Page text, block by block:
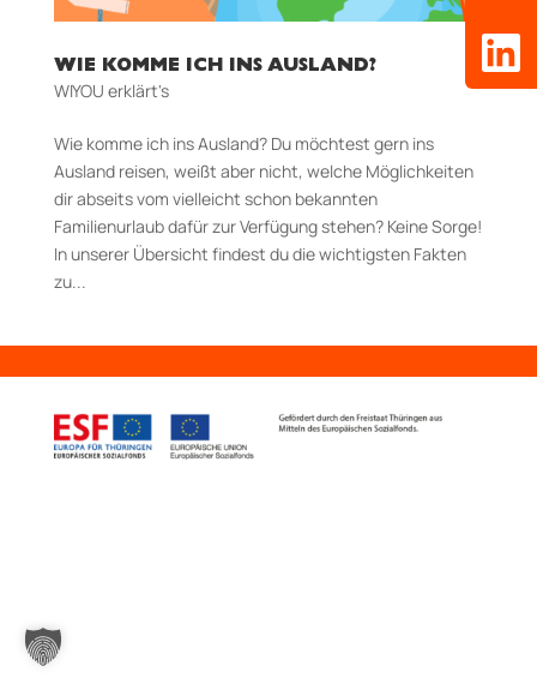
WIE KOMME ICH INS AUSLAND?
WIYOU erklärt's
Wie komme ich ins Ausland? Du möchtest gern ins
Ausland reisen, weißt aber nicht, welche Möglichkeiten
dir abseits vom vielleicht schon bekannten
Familienurlaub dafür zur Verfügung stehen? Keine Sorge!
In unserer Übersicht findest du die wichtigsten Fakten
zu...